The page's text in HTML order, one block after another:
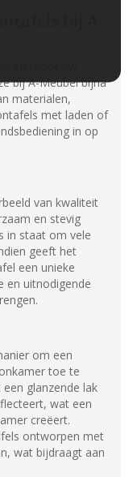
bij A-
voor uw
bij A-Meubel bijna
materialen,
met laden of
in op
van kwaliteit
en stevig
in staat om vele
geeft het
een unieke
en uitnodigende
om een
toe te
glanzende lak
wat een
creëert.
ontworpen met
wat bijdraagt aan